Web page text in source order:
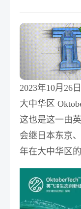
2023年10月26
大中华区
这也是这一由
会继日本东京
年在大中华区的